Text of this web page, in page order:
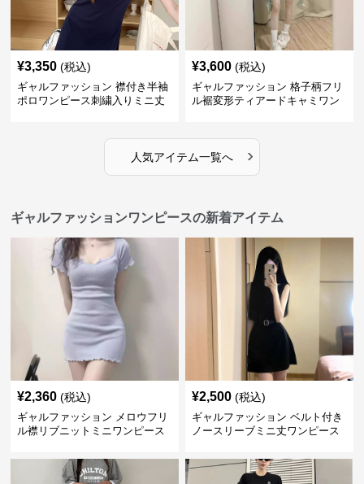
¥3,350 (税込)
ギャルファッション 襟付き半袖
ポロワンピース刺繍入りミニ丈
¥3,600 (税込)
ギャルファッション 格子柄フリ
ル裾変形ティアードキャミワン
人気アイテム一覧へ ›
ギャルファッションワンピースの新着アイテム
¥2,360 (税込)
ギャルファッション メロウフリ
ル襟リブニットミニワンピース
¥2,500 (税込)
ギャルファッション ベルト付き
ノースリーブミニ丈ワンピース